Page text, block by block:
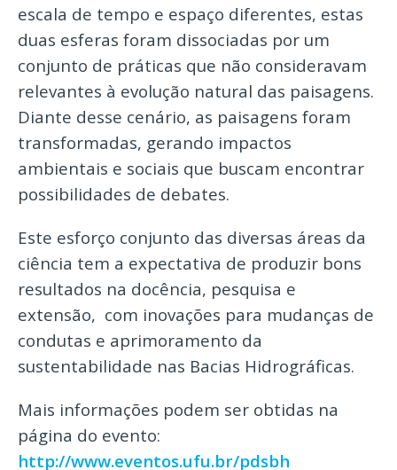
escala de tempo e espaço diferentes, estas
duas esferas foram dissociadas por um
conjunto de práticas que não consideravam
relevantes à evolução natural das paisagens.
Diante desse cenário, as paisagens foram
transformadas, gerando impactos
ambientais e sociais que buscam encontrar
possibilidades de debates.
Este esforço conjunto das diversas áreas da
ciência tem a expectativa de produzir bons
resultados na docência, pesquisa e
extensão, com inovações para mudanças de
condutas e aprimoramento da
sustentabilidade nas Bacias Hidrográficas.
Mais informações podem ser obtidas na
página do evento:
http://www.eventos.ufu.br/pdsbh